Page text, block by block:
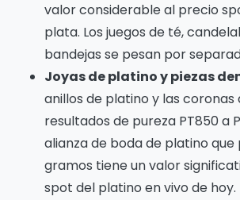
valor considerable al precio
plata. Los juegos de té,
bandejas se pesan por
Joyas de platino y piezas
anillos de platino y las
resultados de pureza PT850 a
alianza de boda de platino que
gramos tiene un valor
spot del platino en vivo de hoy.